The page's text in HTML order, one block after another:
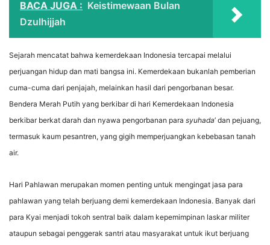
BACA JUGA : Keistimewaan Bulan
Dzulhijjah
Sejarah mencatat bahwa kemerdekaan Indonesia tercapai melalui
perjuangan hidup dan mati bangsa ini. Kemerdekaan bukanlah pemberian
cuma-cuma dari penjajah, melainkan hasil dari pengorbanan besar.
Bendera Merah Putih yang berkibar di hari Kemerdekaan Indonesia
berkibar berkat darah dan nyawa pengorbanan para syuhada’ dan pejuang,
termasuk kaum pesantren, yang gigih memperjuangkan kebebasan tanah
air.
Hari Pahlawan merupakan momen penting untuk mengingat jasa para
pahlawan yang telah berjuang demi kemerdekaan Indonesia. Banyak dari
para Kyai menjadi tokoh sentral baik dalam kepemimpinan laskar militer
ataupun sebagai penggerak santri atau masyarakat untuk ikut berjuang